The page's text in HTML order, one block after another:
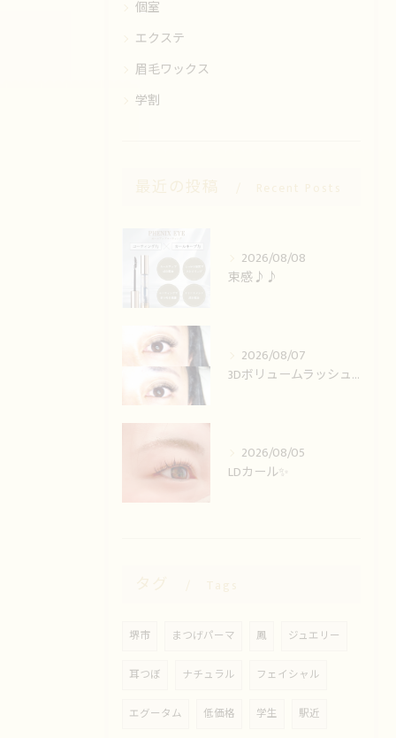
個室
エクステ
眉毛ワックス
学割
最近の投稿 Recent Posts
2026/08/08
束感♪♪
2026/08/07
3Dボリュームラッシュ🌟
2026/08/05
LDカール✨️
タグ Tags
堺市 まつげパーマ 鳳 ジュエリー
耳つぼ ナチュラル フェイシャル
エグータム 低価格 学生 駅近